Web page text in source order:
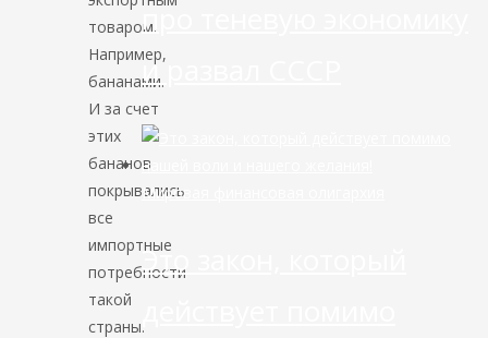
товаром.
Например,
бананами.
И за счет
этих
бананов
покрывались
все
импортные
потребности
такой
страны.
про теневую экономику
и развал СССР
Мировая финансовая олигархия
Это закон, который